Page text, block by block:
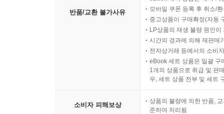
반품/교환 불가사유
모바일 쿠폰 등록 후 취소/
중고상품이 구매확정(자동
LP상품의 재생 불량 원인
시간의 경과에 의해 재판매
전자상거래 등에서의 소비
eBook 세트 상품은 일괄 구
1개의 상품으로 취급 및 판
우, 세트 상품 전부 및 세트
소비자 피해보상
상품의 불량에 의한 반품,
준하여 처리됨